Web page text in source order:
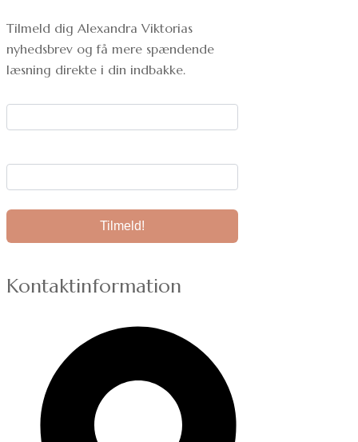
Tilmeld dig Alexandra Viktorias
nyhedsbrev og få mere spændende
læsning direkte i din indbakke.
Kontaktinformation